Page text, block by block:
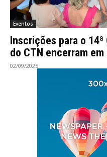
Eventos
Inscrições para o
do CTN encerram
02/09/2025